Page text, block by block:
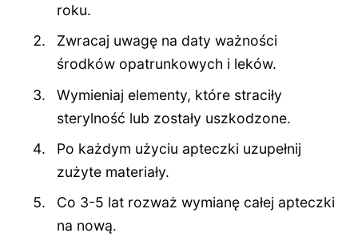
roku.
Zwracaj uwagę na daty ważności
środków opatrunkowych i leków.
Wymieniaj elementy, które straciły
sterylność lub zostały uszkodzone.
Po każdym użyciu apteczki uzupełnij
zużyte materiały.
Co 3-5 lat rozważ wymianę całej apteczki
na nową.